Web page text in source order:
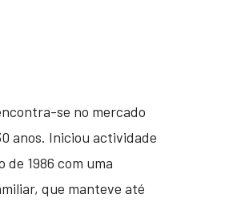
se no mercado
anos. Iniciou actividade
de 1986 com uma
que manteve até